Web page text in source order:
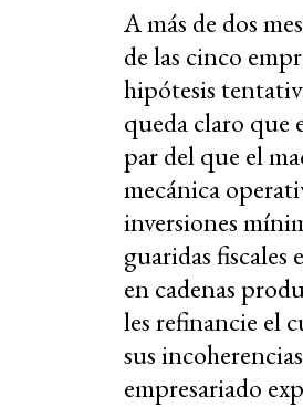
A más de dos
de las cinco
hipótesis
queda claro
par del que el
mecánica
inversiones
guaridas fiscales
en cadenas
les refinancie el
sus
empresariado